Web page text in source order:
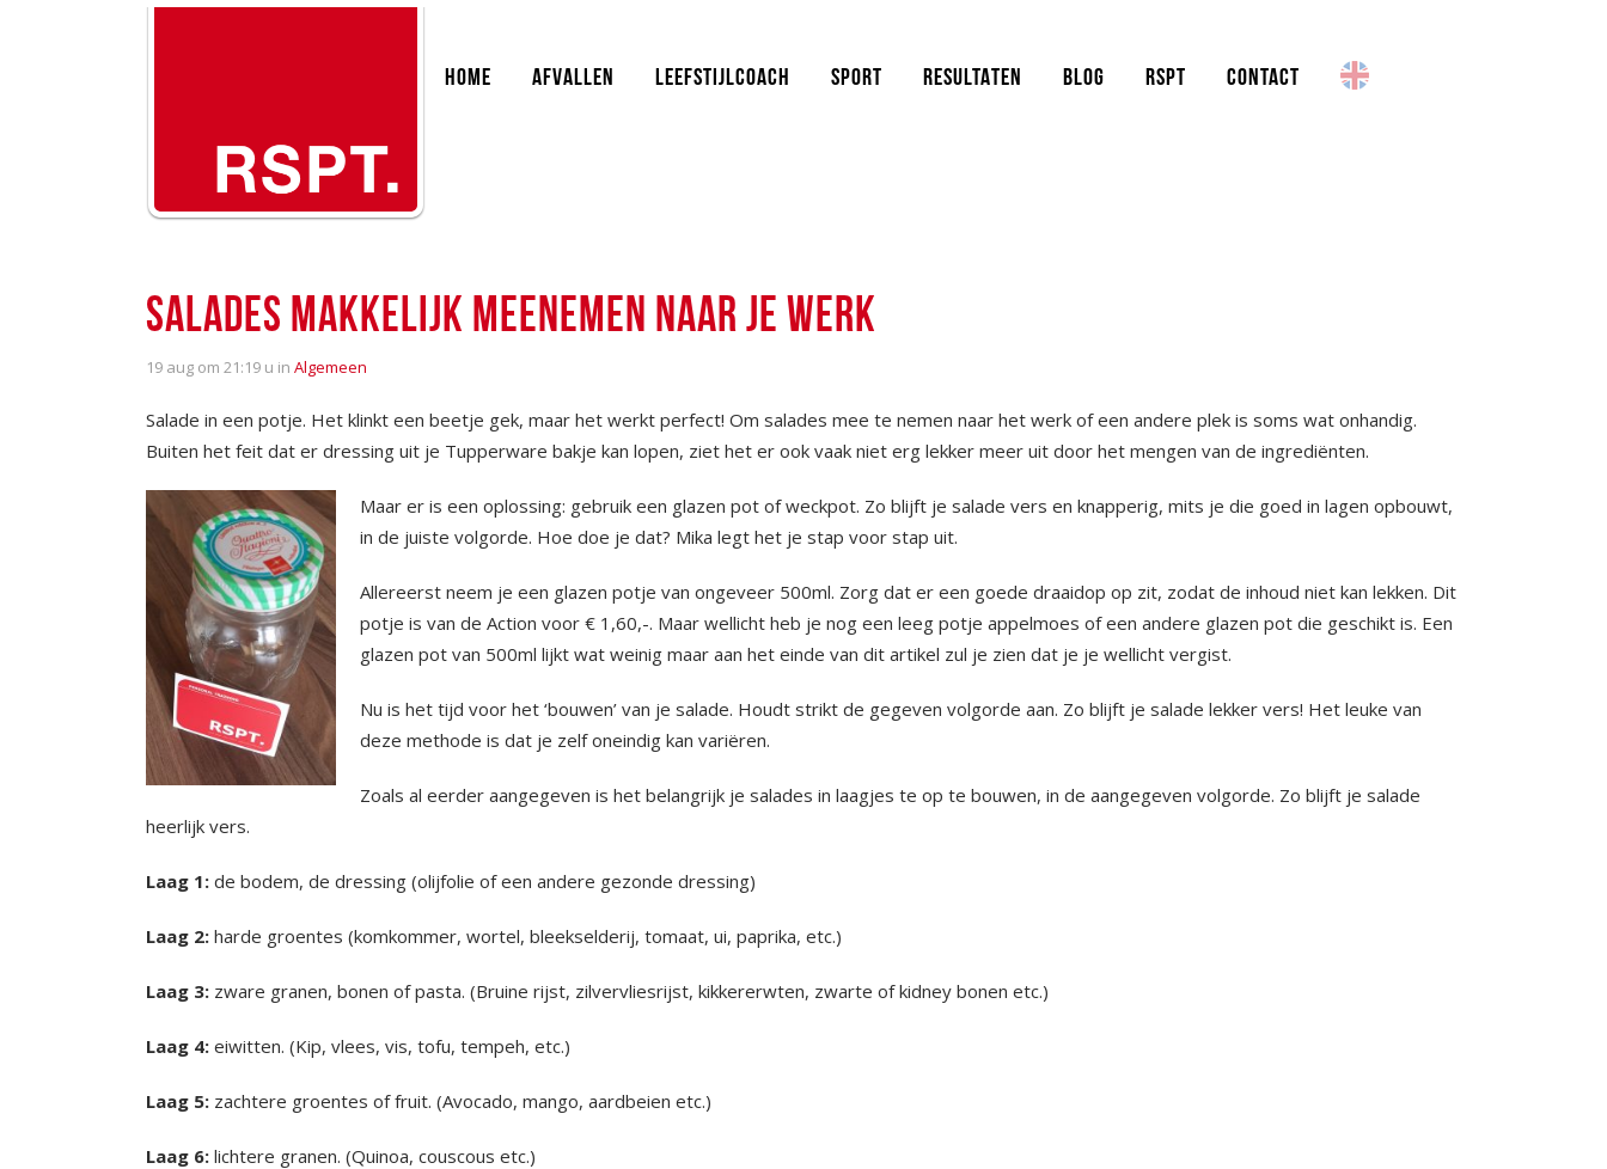
HOME AFVALLEN LEEFSTIJLCOACH SPORT RESULTATEN BLOG RSPT CONTACT
SALADES MAKKELIJK MEENEMEN NAAR JE WERK
19 aug om 21:19 u in Algemeen
Salade in een potje. Het klinkt een beetje gek, maar het werkt perfect! Om salades mee te nemen naar het werk of een andere plek is soms wat onhandig.
Buiten het feit dat er dressing uit je Tupperware bakje kan lopen, ziet het er ook vaak niet erg lekker meer uit door het mengen van de ingrediënten.
Maar er is een oplossing: gebruik een glazen pot of weckpot. Zo blijft je salade vers en knapperig, mits je die goed in lagen opbouwt,
in de juiste volgorde. Hoe doe je dat? Mika legt het je stap voor stap uit.
Allereerst neem je een glazen potje van ongeveer 500ml. Zorg dat er een goede draaidop op zit, zodat de inhoud niet kan lekken. Dit
potje is van de Action voor € 1,60,-. Maar wellicht heb je nog een leeg potje appelmoes of een andere glazen pot die geschikt is. Een
glazen pot van 500ml lijkt wat weinig maar aan het einde van dit artikel zul je zien dat je je wellicht vergist.
Nu is het tijd voor het ‘bouwen’ van je salade. Houdt strikt de gegeven volgorde aan. Zo blijft je salade lekker vers! Het leuke van
deze methode is dat je zelf oneindig kan variëren.
Zoals al eerder aangegeven is het belangrijk je salades in laagjes te op te bouwen, in de aangegeven volgorde. Zo blijft je salade
heerlijk vers.
Laag 1: de bodem, de dressing (olijfolie of een andere gezonde dressing)
Laag 2: harde groentes (komkommer, wortel, bleekselderij, tomaat, ui, paprika, etc.)
Laag 3: zware granen, bonen of pasta. (Bruine rijst, zilvervliesrijst, kikkererwten, zwarte of kidney bonen etc.)
Laag 4: eiwitten. (Kip, vlees, vis, tofu, tempeh, etc.)
Laag 5: zachtere groentes of fruit. (Avocado, mango, aardbeien etc.)
Laag 6: lichtere granen. (Quinoa, couscous etc.)